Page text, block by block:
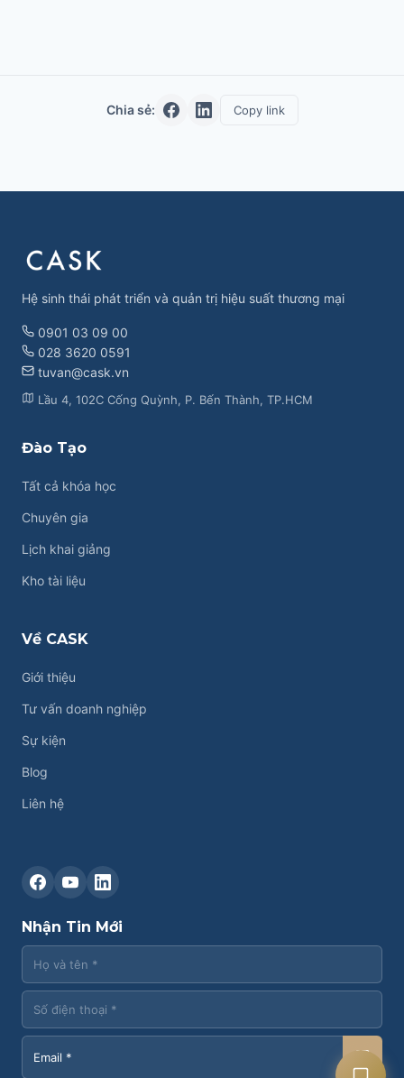
Chia sẻ: Copy link
Hệ sinh thái phát triển và quản trị hiệu suất thương mại
0901 03 09 00
028 3620 0591
tuvan@cask.vn
Lầu 4, 102C Cống Quỳnh, P. Bến Thành, TP.HCM
Đào Tạo
Tất cả khóa học
Chuyên gia
Lịch khai giảng
Kho tài liệu
Về CASK
Giới thiệu
Tư vấn doanh nghiệp
Sự kiện
Blog
Liên hệ
Nhận Tin Mới